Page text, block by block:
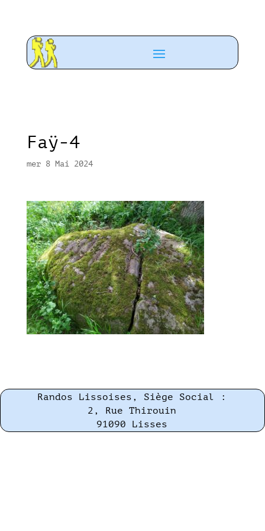
Faÿ-4
mer 8 Mai 2024
Randos Lissoises, Siège Social :
2, Rue Thirouin
91090 Lisses